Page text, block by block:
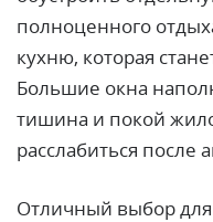
полноценного
кухню, которая
Большие окна
тишина и покой
расслабиться после
Отличный выбор